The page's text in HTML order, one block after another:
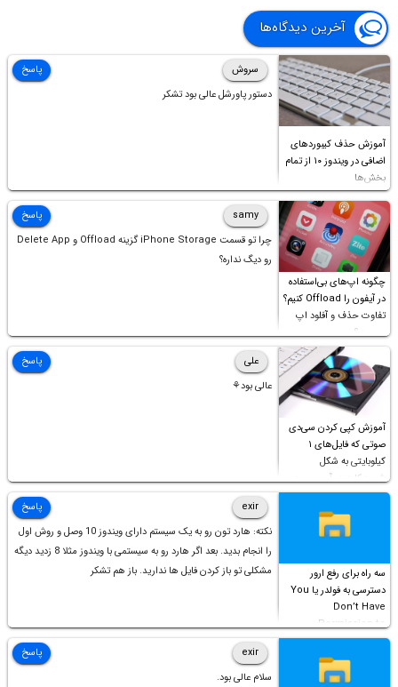
آخرین دیدگاه‌ها
آموزش حذف کیبوردهای
اضافی در ویندوز ۱۰ از تمام
بخش‌ها
سروش
دستور پاورشل عالی بود تشکر
پاسخ
چگونه اپ‌های بی‌استفاده
در آیفون را Offload کنیم؟
تفاوت حذف و آفلود اپ
چیست؟
samy
چرا تو قسمت iPhone Storage گزینه Offload و Delete App
رو دیگ نداره؟
پاسخ
آموزش کپی کردن سی‌دی
صوتی که فایل‌های ۱
کیلوبایتی به شکل
شورت‌کات در آن موجود
است!
علی
عالی بود⚘
پاسخ
سه راه برای رفع ارور
دسترسی به فولدر یا You
Don’t Have
Permission to
Access this folder
exir
نکته: هارد تون رو به یک سیستم دارای ویندوز 10 وصل و روش اول
را انجام بدید. بعد اگر هارد رو به سیستمی با ویندوز مثلا 8 زدید دیگه
مشکلی تو باز کردن فایل ها ندارید. باز هم تشکر
پاسخ
exir
سلام عالی بود.
پاسخ